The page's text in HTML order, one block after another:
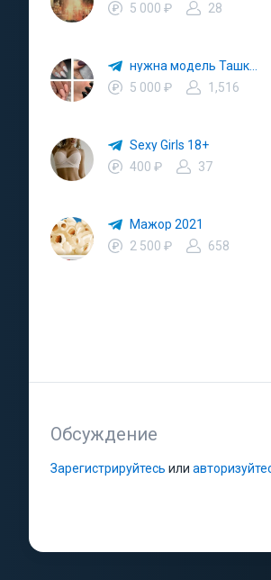
5 000 ₽
28
5 000 ₽
1,516
Sexy Girls 18+
400 ₽
37
Мажор 2021
2 500 ₽
658
Обсуждение
Зарегистрируйтесь или